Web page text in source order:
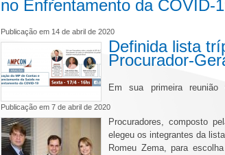
no Enfrentamento da COVID-
Publicação em 14 de abril de 2020
Definida lista
Procurador-
Publicação em 7 de abril de 2020
Em sua primeira reunião
Procuradores, composto
elegeu os integrantes da
Romeu Zema, para